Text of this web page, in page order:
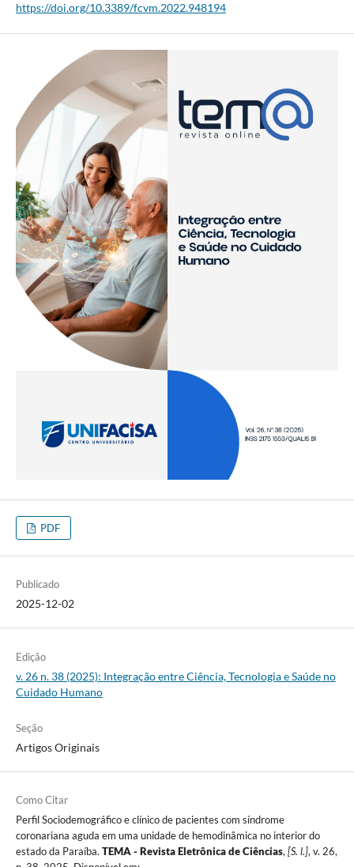
https://doi.org/10.3389/fcvm.2022.948194
PDF
Publicado
2025-12-02
Edição
v. 26 n. 38 (2025): Integração entre Ciência, Tecnologia e Saúde no
Cuidado Humano
Seção
Artigos Originais
Como Citar
Perfil Sociodemográfico e clínico de pacientes com síndrome
coronariana aguda em uma unidade de hemodinâmica no interior do
estado da Paraíba. TEMA - Revista Eletrônica de Ciências, [S. l.], v. 26,